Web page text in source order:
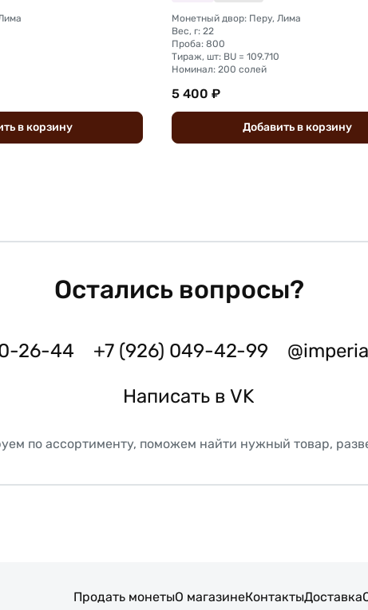
вкорзину
Монетный двор: Перу, Лима
Вес, г: 22
Проба: 800
Тираж, шт: BU = 109.710
Номинал: 200 солей
5 400 ₽
Добавить вкорзину
Остались вопросы?
26-44 +7 (926) 049-42-99
Написать в VK
по ассортименту, поможем найти нужный товар,
Продать монетыО магазинеКонтактыДоставка